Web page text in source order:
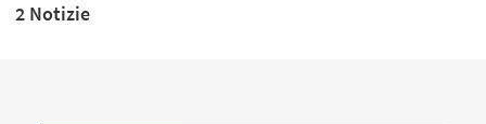
2 Notizie